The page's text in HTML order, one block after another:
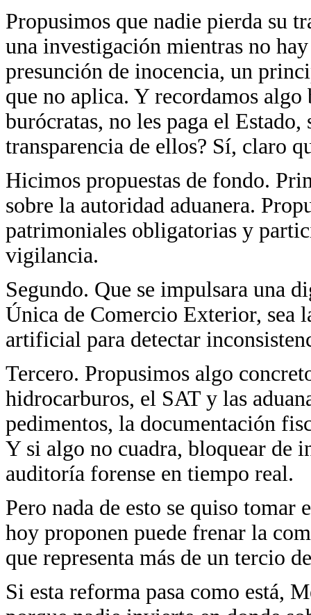
Propusimos que nadie pierda su
una investigación mientras no
presunción de inocencia, un
que no aplica. Y recordamos algo
burócratas, no les paga el
transparencia de ellos? Sí, claro
Hicimos propuestas de fondo.
sobre la autoridad aduanera.
patrimoniales obligatorias y
vigilancia.
Segundo. Que se impulsara una
Única de Comercio Exterior, sea
artificial para detectar
Tercero. Propusimos algo
hidrocarburos, el SAT y las
pedimentos, la documentación
Y si algo no cuadra, bloquear de
auditoría forense en tiempo real.
Pero nada de esto se quiso tomar
hoy proponen puede frenar la
que representa más de un tercio
Si esta reforma pasa como está,